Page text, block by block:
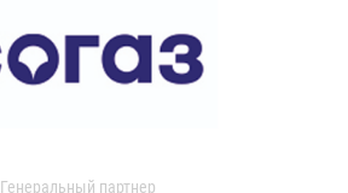
Генеральный партнер